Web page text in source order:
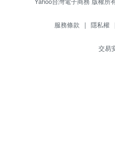
服務條款 | 隱私權
交易